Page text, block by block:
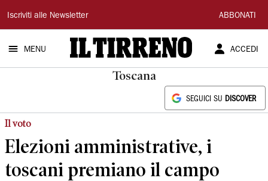
Il
Tirreno
Iscriviti alle Newsletter ABBONATI
MENU ACCEDI
Toscana
SEGUICI SU DISCOVER
Il voto
Elezioni amministrative, i
toscani premiano il campo